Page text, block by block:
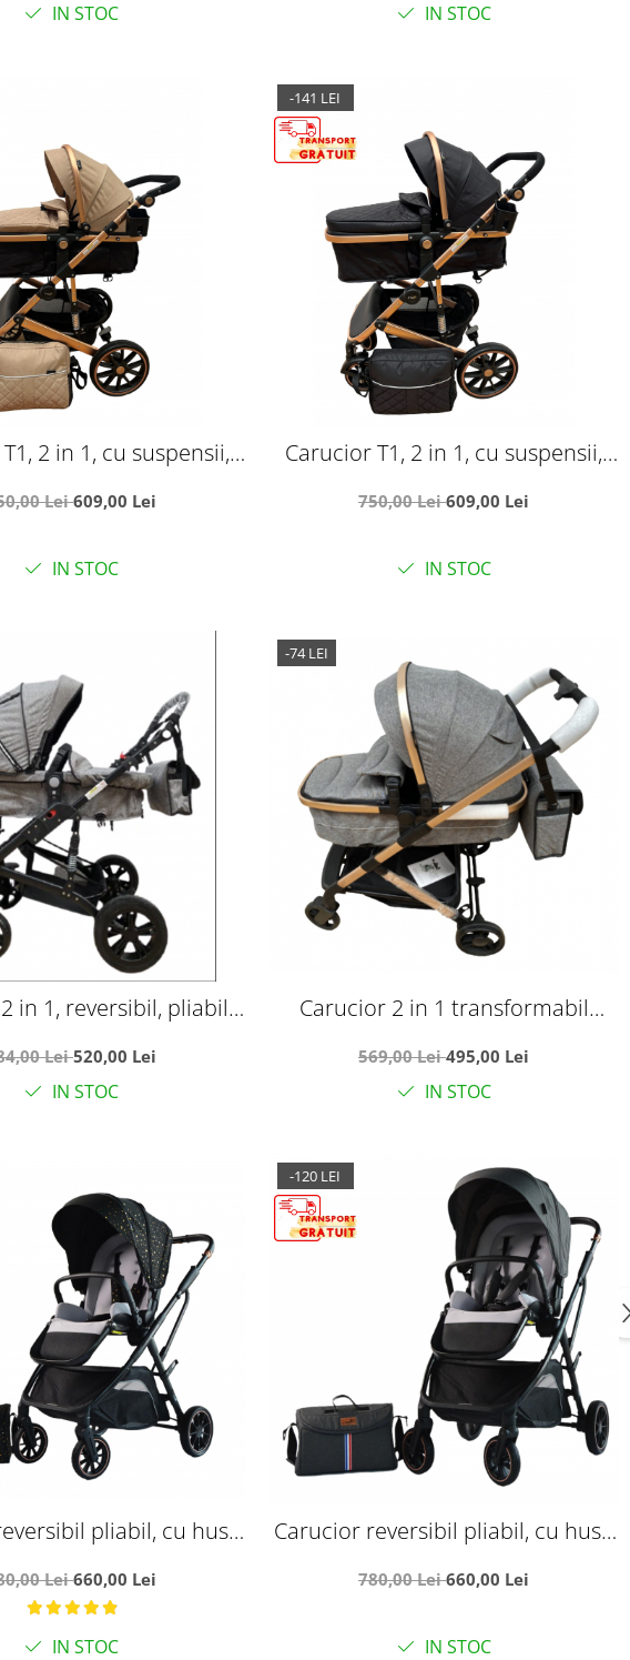
IN STOC IN STOC
2 in 1, cu suspensii,
Lei609,00 Lei
IN STOC
-141 LEI
Carucior T1, 2 in 1, cu suspensii,
750,00 Lei609,00 Lei
IN STOC
in 1, reversibil, pliabil,
Lei520,00 Lei
IN STOC
-74 LEI
Carucior 2 in 1 transformabil
569,00 Lei495,00 Lei
IN STOC
pliabil, cu husa
auriu
Lei660,00 Lei
IN STOC
-120 LEI
Carucior reversibil pliabil, cu husa
780,00 Lei660,00 Lei
IN STOC